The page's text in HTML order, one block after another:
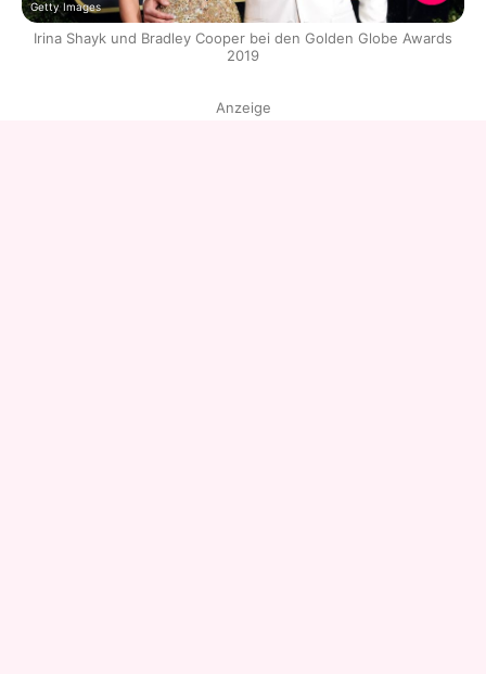
Getty Images
Irina Shayk und Bradley Cooper bei den Golden Globe Awards
2019
Anzeige